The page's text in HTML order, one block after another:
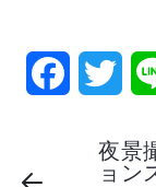
Facebook
夜景
ョン